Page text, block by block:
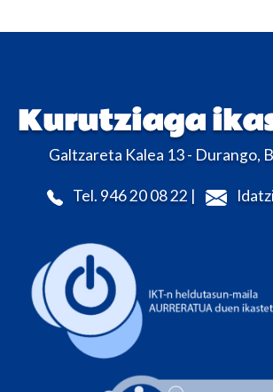
Kurutziaga
Galtzareta Kalea 13 - Durango,
Tel. 946 20 08 22 |